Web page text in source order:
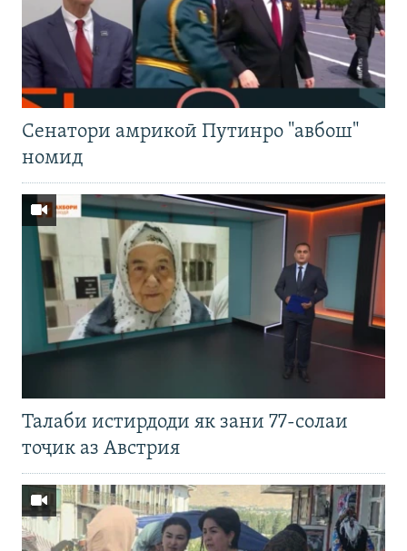
Cенатори амрикоӣ Путинро "авбош"
номид
Талаби истирдоди як зани 77-солаи
тоҷик аз Австрия